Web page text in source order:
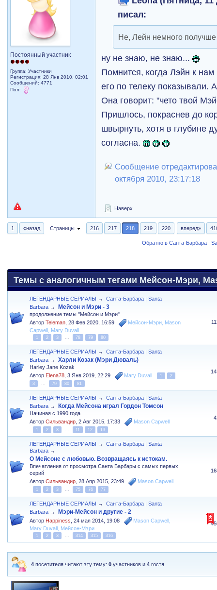
Постоянный участник
Группа: Участники
Регистрация: 28 Янв 2010, 02:01
Сообщений: 4771
Пол:
писал:
Не, Лейн немного
ну не знаю, не знаю...
Помнится, когда Лэйн к
его по телеку показывали.
Она говорит: "чето твой
Пришлось, покраснев до
швырнуть, хотя в глубине
согласна.
Сообщение
октября 2010, 23:17:18
Наверх
1 «назад Страницы 216 217 218 219 220 вперед»
Обратно в Санта-Барбара |
Темы с аналогичным тегами Мейсон-Мэри,
ЛЕГЕНДАРНЫЕ СЕРИАЛЫ →
Санта-Барбара | Santa
Barbara → Мейсон и Мэри - 3
продолжение темы "Мейсон и Мэри"
АвторTeleman ,28 Фев 2020, 16:59 Мейсон-Мэри Mason
Capwell Mary Duvall
1 2 3 ... 78 79 80
ЛЕГЕНДАРНЫЕ СЕРИАЛЫ →
Санта-Барбара | Santa
Barbara → Харли Козак (Мэри Дюваль)
Harley Jane Kozak
Автор Elena78 ,3 Янв 2019, 22:29 Mary Duvall 1
2
3
... 79 80 81
ЛЕГЕНДАРНЫЕ СЕРИАЛЫ →
Санта-Барбара | Santa
Barbara → Когда Мейсона играл Гордон Томсон
Начиная с 1990 года
АвторСильвандир ,2 Авг 2015, 17:33 Mason Capwell
1 2 3 ... 11 12 13
ЛЕГЕНДАРНЫЕ СЕРИАЛЫ →
Санта-Барбара | Santa
Barbara →
О Мейсоне с любовью. Возвращаясь к истокам.
Впечатления от просмотра Санта Барбары с самых первых
серий
АвторСильвандир ,28 Апр 2015, 23:49 Mason Capwell
1 2 3 ... 75 76 77
ЛЕГЕНДАРНЫЕ СЕРИАЛЫ →
Санта-Барбара | Santa
Barbara → Мэри-Мейсон и другие - 2
Автор Happiness ,24 мая 2014, 19:08 Mason Capwell
Mary Duvall Мейсон-Мэри
1 2 3 ... 314 315 316
4 посетителя читают эту тему:0 участников и4 гостя